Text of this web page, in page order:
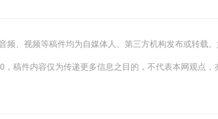
稿件内容仅为传递更多信息之目的，不代表本网观点，